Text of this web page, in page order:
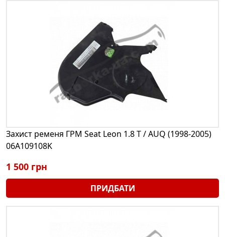
Захист ременя ГРМ Seat Leon 1.8 T / AUQ (1998-2005)
06A109108K
1 500 грн
ПРИДБАТИ